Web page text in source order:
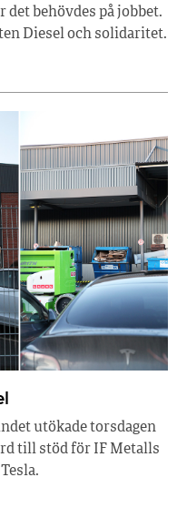
det behövdes på jobbet.
Diesel och solidaritet.
utökade torsdagen
till stöd för IF Metalls